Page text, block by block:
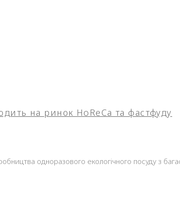
на ринок HoReCa та фастфуду
одноразового екологічного посуду з